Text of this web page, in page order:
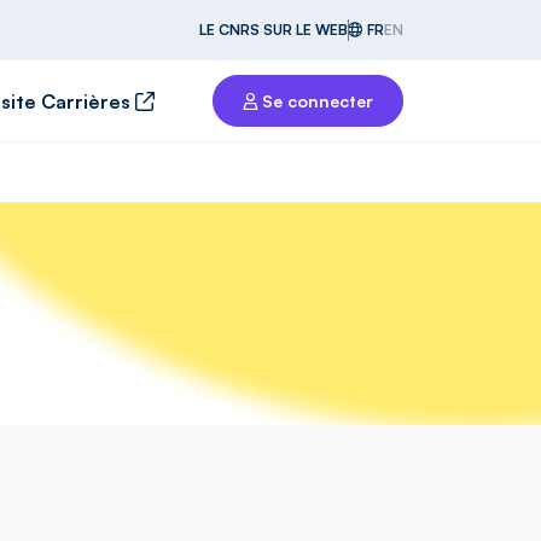
LE CNRS SUR LE WEB FREN
Carrières Se connecter